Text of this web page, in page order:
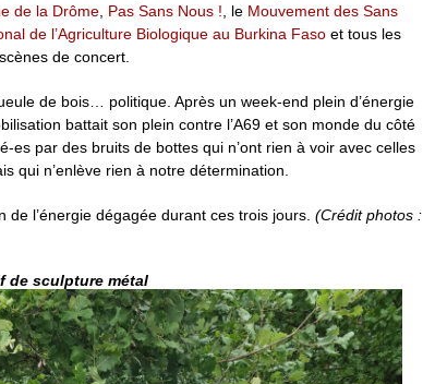
de la Drôme Pas Sans Nous ! , le Mouvement des Sans
de l’Agriculture Biologique au Burkina Faso et tous les
de concert.
de bois… politique. Après un week-end plein d’énergie
battait son plein contre l’A69 et son monde du côté
par des bruits de bottes qui n’ont rien à voir avec celles
qui n’enlève rien à notre détermination.
l’énergie dégagée durant ces trois jours. (Crédit photos :
de sculpture métal